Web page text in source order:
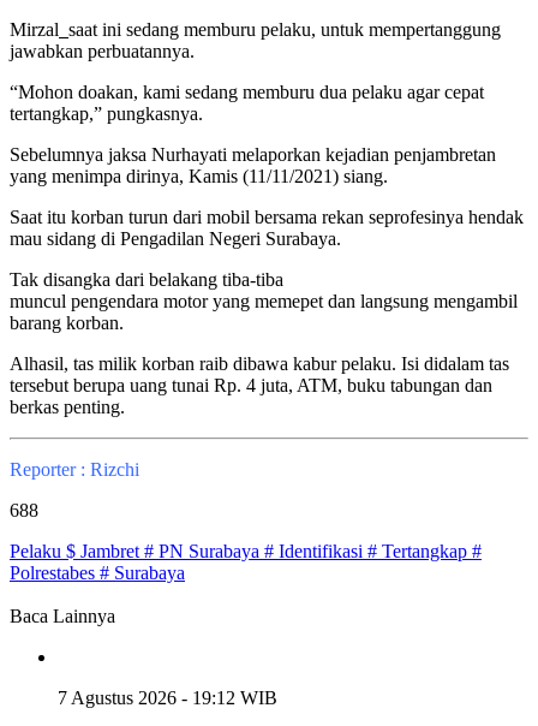
Mirzal saat ini sedang memburu pelaku, untuk mempertanggung
jawabkan perbuatannya.
“Mohon doakan, kami sedang memburu dua pelaku agar cepat
tertangkap,” pungkasnya.
Sebelumnya jaksa Nurhayati melaporkan kejadian penjambretan
yang menimpa dirinya, Kamis (11/11/2021) siang.
Saat itu korban turun dari mobil bersama rekan seprofesinya hendak
mau sidang di Pengadilan Negeri Surabaya.
Tak disangka dari belakang tiba-tiba
muncul pengendara motor yang memepet dan langsung mengambil
barang korban.
Alhasil, tas milik korban raib dibawa kabur pelaku. Isi didalam tas
tersebut berupa uang tunai Rp. 4 juta, ATM, buku tabungan dan
berkas penting.
Reporter : Rizchi
688
Pelaku $ Jambret # PN Surabaya # Identifikasi # Tertangkap #
Polrestabes # Surabaya
Baca Lainnya
7 Agustus 2026 - 19:12 WIB